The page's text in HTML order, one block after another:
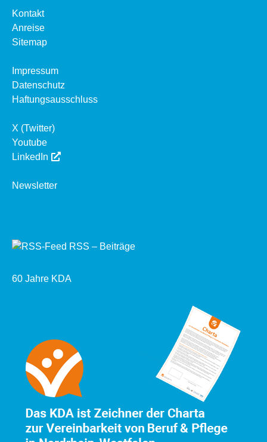
Kontakt
Anreise
Sitemap
Impressum
Datenschutz
Haftungsausschluss
X (Twitter)
Youtube
LinkedIn
Newsletter
RSS – Beiträge
60 Jahre KDA